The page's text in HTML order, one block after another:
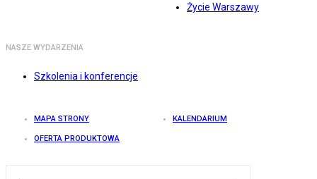
Życie Warszawy
NASZE WYDARZENIA
Szkolenia i konferencje
MAPA STRONY KALENDARIUM
OFERTA PRODUKTOWA